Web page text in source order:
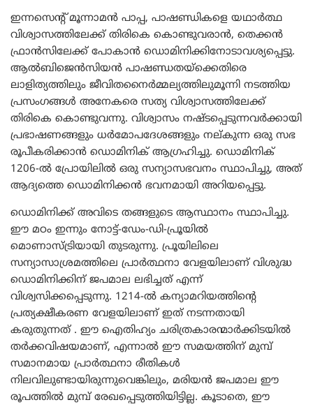
ഇന്നസെന്റ് മൂന്നാമൻ പാപ്പ, പാഷണ്ഡികളെ യഥാർത്ഥ
വിശ്വാസത്തിലേക്ക് തിരികെ കൊണ്ടുവരാൻ, തെക്കൻ
ഫ്രാൻസിലേക്ക് പോകാൻ ഡൊമിനിക്കിനോടാവശ്യപ്പെട്ടു.
ആൽബിജെൻസിയൻ പാഷണ്ഡതയ്‌ക്കെതിരെ
ലാളിത്യത്തിലും ജീവിതനൈർമ്മല്യത്തിലുമൂന്നി നടത്തിയ
പ്രസംഗങ്ങൾ അനേകരെ സത്യ വിശ്വാസത്തിലേക്ക്
തിരികെ കൊണ്ടുവന്നു. വിശ്വാസം നഷ്ടപ്പെടുന്നവർക്കായി
പ്രഭാഷണങ്ങളും ധർമോപദേശങ്ങളും നല്കുന്ന ഒരു സഭ
രൂപീകരിക്കാൻ ഡൊമിനിക് ആഗ്രഹിച്ചു. ഡൊമിനിക്
1206-ൽ പ്രോയിലിൽ ഒരു സന്യാസഭവനം സ്ഥാപിച്ചു, അത്
ആദ്യത്തെ ഡൊമിനിക്കൻ ഭവനമായി അറിയപ്പെട്ടു.
ഡൊമിനിക്ക് അവിടെ തങ്ങളുടെ ആസ്ഥാനം സ്ഥാപിച്ചു.
ഈ മഠം ഇന്നും നോട്ട്-ഡേം-ഡി-പ്രൂയിൽ
മൊണാസ്ട്രിയായി തുടരുന്നു. പ്രൂയിലിലെ
സന്യാസാശ്രമത്തിലെ പ്രാർത്ഥനാ വേളയിലാണ് വിശുദ്ധ
ഡൊമിനിക്കിന് ജപമാല ലഭിച്ചത് എന്ന്
വിശ്വസിക്കപ്പെടുന്നു. 1214-ൽ കന്യാമറിയത്തിന്റെ
പ്രത്യക്ഷീകരണ വേളയിലാണ് ഇത് നടന്നതായി
കരുതുന്നത് . ഈ ഐതിഹ്യം ചരിത്രകാരന്മാർക്കിടയിൽ
തർക്കവിഷയമാണ്, എന്നാൽ ഈ സമയത്തിന് മുമ്പ്
സമാനമായ പ്രാർത്ഥനാ രീതികൾ
നിലവിലുണ്ടായിരുന്നുവെങ്കിലും, മരിയൻ ജപമാല ഈ
രൂപത്തിൽ മുമ്പ് രേഖപ്പെടുത്തിയിട്ടില്ല. കൂടാതെ, ഈ